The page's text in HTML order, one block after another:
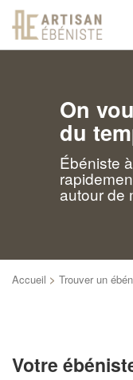
On
du
Ébéniste
autour de
Accueil > Trouver un
Votre